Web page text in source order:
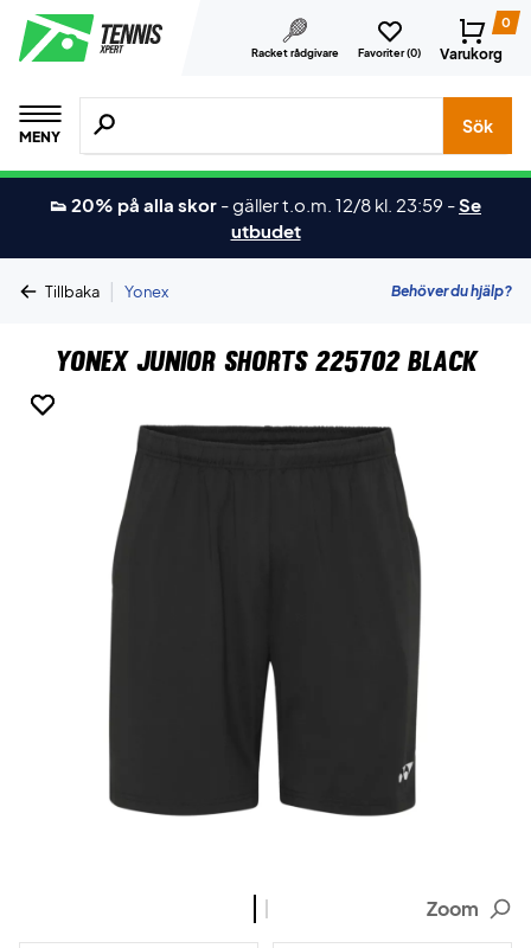
Racket rådgivare Favoriter (0)
0
Varukorg
MENY
Sök efter produkter, märken osv.
Sök
👟 20% på alla skor -gäller t.o.m. 12/8 kl. 23:59 -Se
utbudet
Tillbaka | Yonex Behöver du hjälp?
Yonex Junior Shorts 225702 Black
Zoom